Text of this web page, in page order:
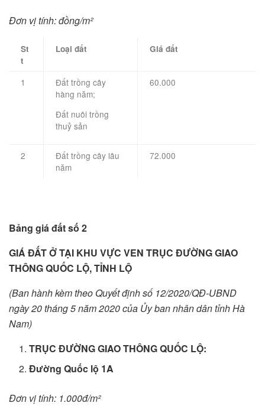
Đơn vị tính: đồng/m²
St
t
Loại đất Giá đất
1
Đất trồng cây
hàng năm;
Đất nuôi trồng
thuỷ sản
60.000
2
Đất trồng cây lâu
năm
72.000
Bảng giá đất số 2
GIÁ ĐẤT Ở TẠI KHU VỰC VEN TRỤC ĐƯỜNG GIAO
THÔNG QUỐC LỘ, TỈNH LỘ
(Ban hành kèm theo Quyết định số 12/2020/QĐ-UBND
ngày 20 tháng 5 năm 2020 của Ủy ban nhân dân tỉnh Hà
Nam)
TRỤC ĐƯỜNG GIAO THÔNG QUỐC LỘ:
Đường Quốc lộ 1A
Đơn vị tính: 1.000đ/m²